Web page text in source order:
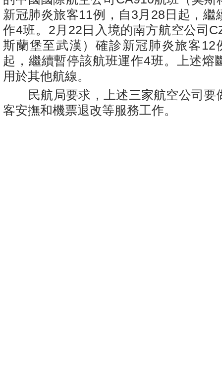
新冠肺炎旅客11例，自3月28日起，繼
作4班。2月22日入境的南方航空公司
斯蘭堡至武漢）確診新冠肺炎旅客12
起，繼續暫停該航班運作4班。上述熔
用於其他航線。
民航局要求，上述三家航空公司要
客安撫和機票退改等服務工作。